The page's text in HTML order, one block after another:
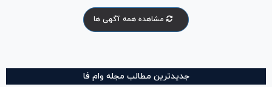
مشاهده همه آگهی ها
جدیدترین مطالب مجله وام فا